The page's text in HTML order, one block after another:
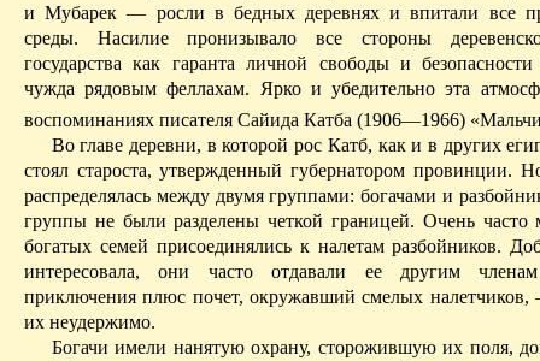
иМубарек — росли в бедных деревнях и впитали все
среды. Насилие пронизывало все стороны
государства как гаранта личной свободы и
чужда рядовым феллахам. Ярко и убедительно эта
воспоминаниях писателя Сайида Катба (1906—1966)
Во главе деревни, в которой рос Катб, как и в других
стоял староста, утвержденный губернатором провинции.
распределялась между двумя группами: богачами и
группы не были разделены четкой границей. Очень
богатых семей присоединялись к налетам разбойников.
интересовала, они часто отдавали ее другим
приключения плюс почет, окружавший смелых налетчиков,
их неудержимо.
Богачи имели нанятую охрану, сторожившую их поля,